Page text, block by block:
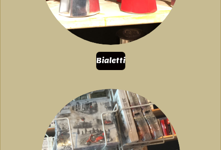
Bialetti